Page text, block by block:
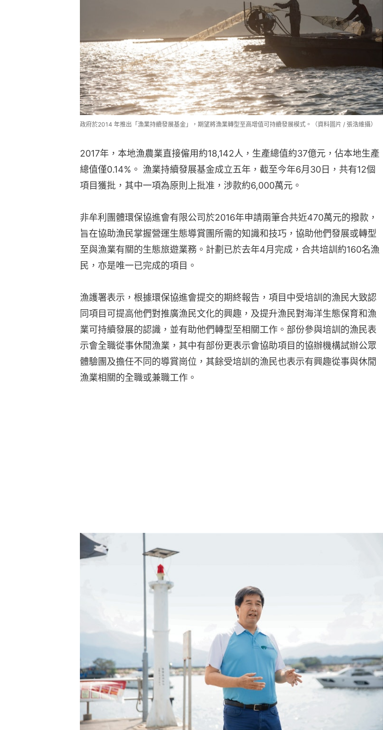
政府於2014 年推出「漁業持續發展基金」，期望將漁業轉型至高增值可持續發展模式。（資料圖片 / 張浩維攝）
2017年，本地漁農業直接僱用約18,142人，生產總值約37億元，佔本地生產
總值僅0.14%。 漁業持續發展基金成立五年，截至今年6月30日，共有12個
項目獲批，其中一項為原則上批准，涉款約6,000萬元。
非牟利團體環保協進會有限公司於2016年申請兩筆合共近470萬元的撥款，
旨在協助漁民掌握營運生態導賞團所需的知識和技巧，協助他們發展或轉型
至與漁業有關的生態旅遊業務。計劃已於去年4月完成，合共培訓約160名漁
民，亦是唯一已完成的項目。
漁護署表示，根據環保協進會提交的期終報告，項目中受培訓的漁民大致認
同項目可提高他們對推廣漁民文化的興趣，及提升漁民對海洋生態保育和漁
業可持續發展的認識，並有助他們轉型至相關工作。部份參與培訓的漁民表
示會全職從事休閒漁業，其中有部份更表示會協助項目的協辦機構試辦公眾
體驗團及擔任不同的導賞崗位，其餘受培訓的漁民也表示有興趣從事與休閒
漁業相關的全職或兼職工作。